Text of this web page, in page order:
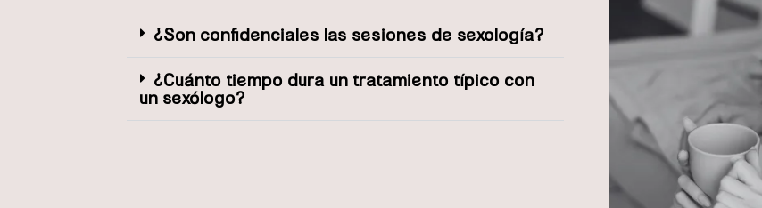
¿Son confidenciales las sesiones de sexología?
¿Cuánto tiempo dura un tratamiento típico con
un sexólogo?